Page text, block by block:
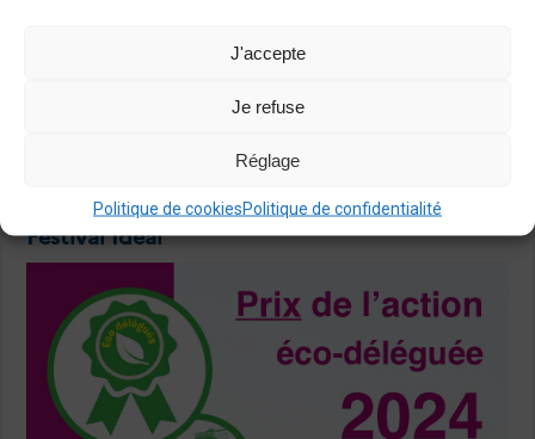
J'accepte
Je refuse
Réglage
Politique de cookiesPolitique de confidentialité
Festival Idéal